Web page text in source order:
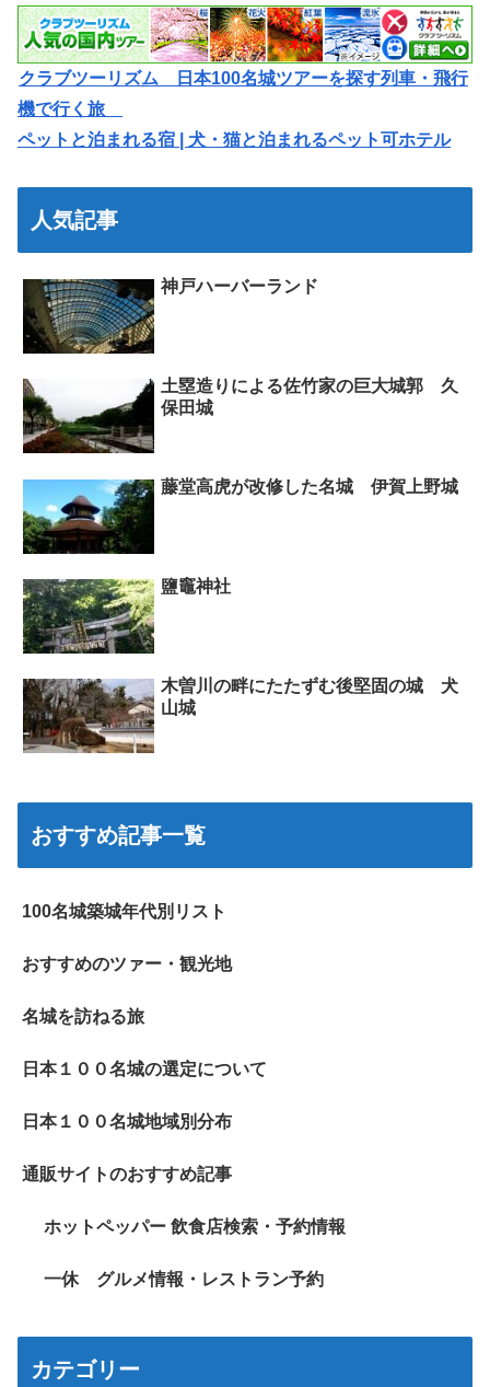
クラブツーリズム 日本100名城ツアーを探す列車・飛行
機で行く旅
ペットと泊まれる宿 | 犬・猫と泊まれるペット可ホテル
人気記事
神戸ハーバーランド
土塁造りによる佐竹家の巨大城郭 久
保田城
藤堂高虎が改修した名城 伊賀上野城
鹽竈神社
木曽川の畔にたたずむ後堅固の城 犬
山城
おすすめ記事一覧
100名城築城年代別リスト
おすすめのツァー・観光地
名城を訪ねる旅
日本１００名城の選定について
日本１００名城地域別分布
通販サイトのおすすめ記事
ホットペッパー 飲食店検索・予約情報
一休 グルメ情報・レストラン予約
カテゴリー